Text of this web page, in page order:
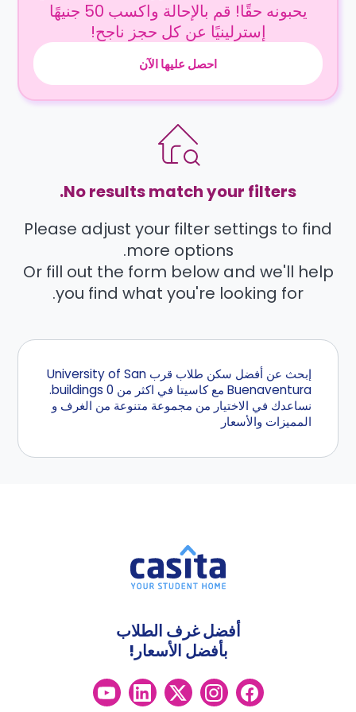
يحبونه حقًا! قم بالإحالة واكسب 50 جنيهًا
إسترلينيًا عن كل حجز ناجح!
احصل عليها الآن
No results match your filters.
Please adjust your filter settings to find
more options.
Or fill out the form below and we'll help
you find what you're looking for.
إبحث عن أفضل سكن طلاب قرب University of San
Buenaventura مع كاسيتا في اكثر من 0 buildings.
نساعدك في الاختيار من مجموعة متنوعة من الغرف و
المميزات والأسعار
أفضل غرف الطلاب
بأفضل الأسعار!